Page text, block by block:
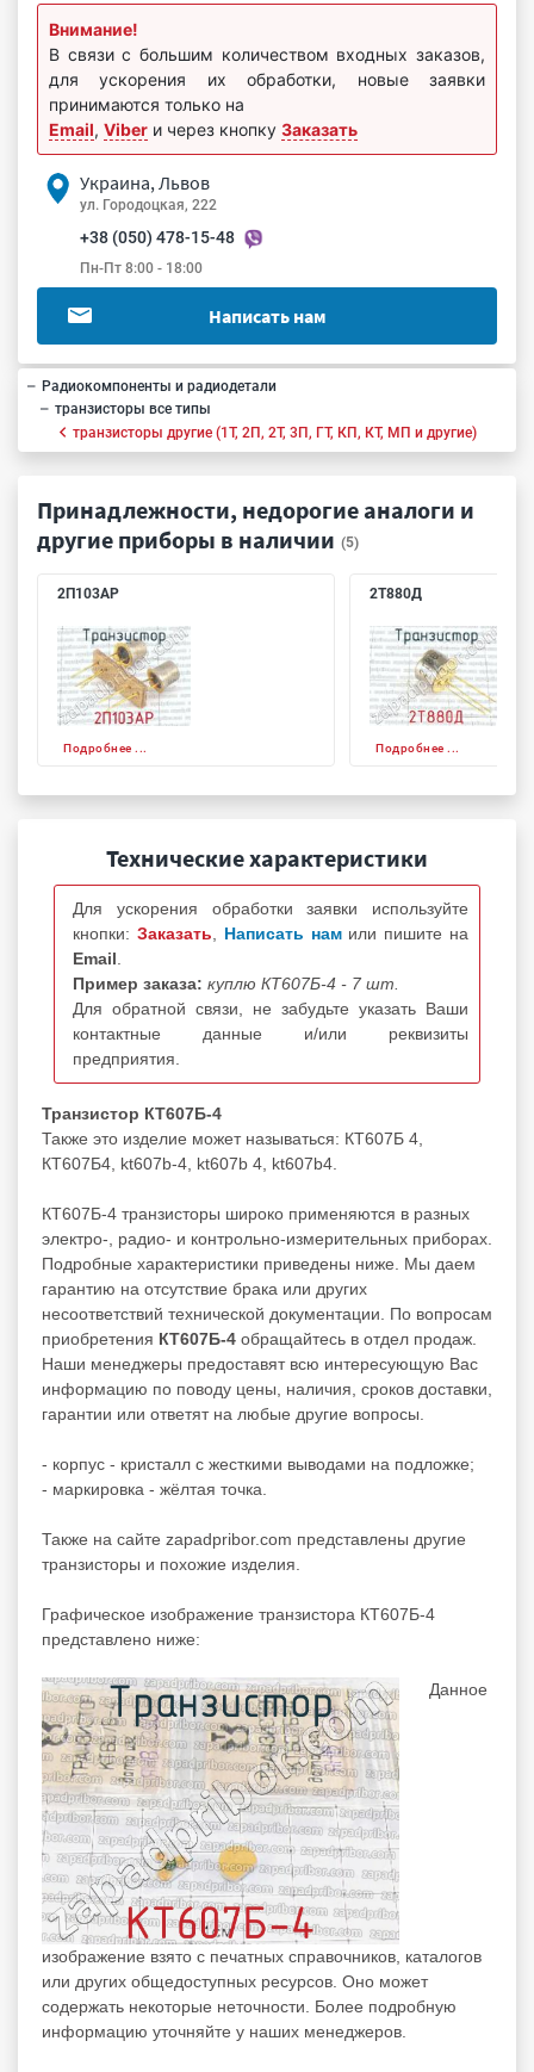
Внимание!
В связи с большим количеством входных заказов,
для ускорения их обработки, новые заявки
принимаются только на
Email, Viber и через кнопку Заказать
Украина, Львов
ул. Городоцкая, 222
+38 (050) 478-15-48
Пн-Пт 8:00 - 18:00
Написать нам
Радиокомпоненты и радиодетали
транзисторы все типы
транзисторы другие (1Т, 2П, 2Т, 3П, ГТ, КП, КТ, МП и другие)
Принадлежности, недорогие аналоги и
другие приборы в наличии (5)
2П103АР
Подробнее ...
2Т880Д
Подробнее ...
Технические характеристики
Для ускорения обработки заявки используйте
кнопки: Заказать Написать нам или пишите на
Email
Пример заказа: куплю КТ607Б-4 - 7 шт.
Для обратной связи, не забудьте указать Ваши
контактные данные и/или реквизиты
предприятия.
Транзистор КТ607Б-4
Также это изделие может называться: КТ607Б 4,
КТ607Б4, kt607b-4, kt607b 4, kt607b4.
КТ607Б-4 транзисторы широко применяются в разных
электро-, радио- и контрольно-измерительных приборах.
Подробные характеристики приведены ниже. Мы даем
гарантию на отсутствие брака или других
несоответствий технической документации. По вопросам
приобретения КТ607Б-4 обращайтесь в отдел продаж.
Наши менеджеры предоставят всю интересующую Вас
информацию по поводу цены, наличия, сроков доставки,
гарантии или ответят на любые другие вопросы.
- корпус - кристалл с жесткими выводами на подложке;
- маркировка - жёлтая точка.
Также на сайте zapadpribor.com представлены другие
транзисторы и похожие изделия.
Графическое изображение транзистора КТ607Б-4
представлено ниже:
Данное
изображение взято с печатных справочников, каталогов
или других общедоступных ресурсов. Оно может
содержать некоторые неточности. Более подробную
информацию уточняйте у наших менеджеров.